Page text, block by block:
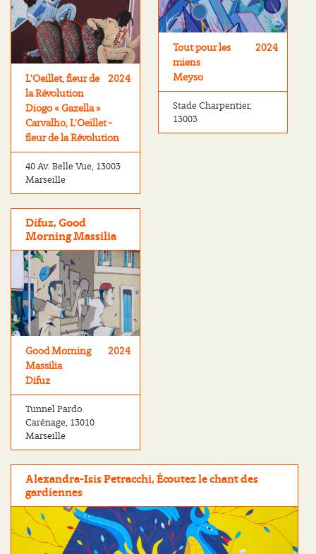
L'Oeillet, fleur de
la Révolution
Diogo « Gazella »
Carvalho, L'Oeillet -
fleur de la Révolution
2024
40 Av. Belle Vue, 13003
Marseille
Tout pour les
miens
Meyso
2024
Stade Charpentier,
13003
Difuz, Good
Morning Massilia
Good Morning
Massilia
Difuz
2024
Tunnel Pardo
Carénage, 13010
Marseille
Alexandra-Isis Petracchi, Écoutez le chant des
gardiennes